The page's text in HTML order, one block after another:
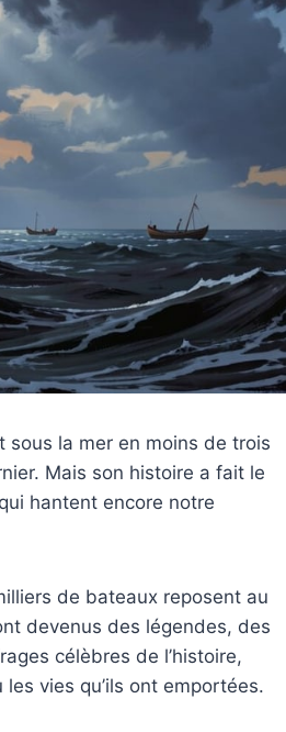
sous la mer en moins de trois
Mais son histoire a fait le
hantent encore notre
de bateaux reposent au
devenus des légendes, des
célèbres de l’histoire,
vies qu’ils ont emportées.